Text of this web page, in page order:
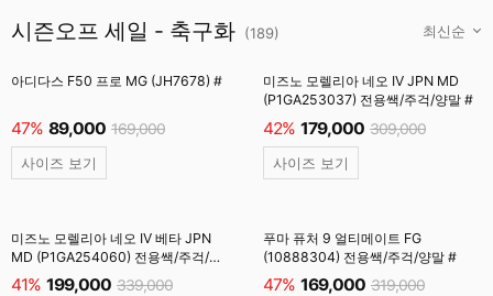
시즌오프 세일 - 축구화 (189)
아디다스 F50 프로 MG (JH7678) #
47% 89,000 169,000
사이즈 보기
미즈노 모렐리아 네오 IV JPN MD
(P1GA253037) 전용쌕/주걱/양말 #
42% 179,000 309,000
사이즈 보기
미즈노 모렐리아 네오 IV 베타 JPN
MD (P1GA254060) 전용쌕/주걱/
양말 #
41% 199,000 339,000
푸마 퓨처 9 얼티메이트 FG
(10888304) 전용쌕/주걱/양말 #
47% 169,000 319,000